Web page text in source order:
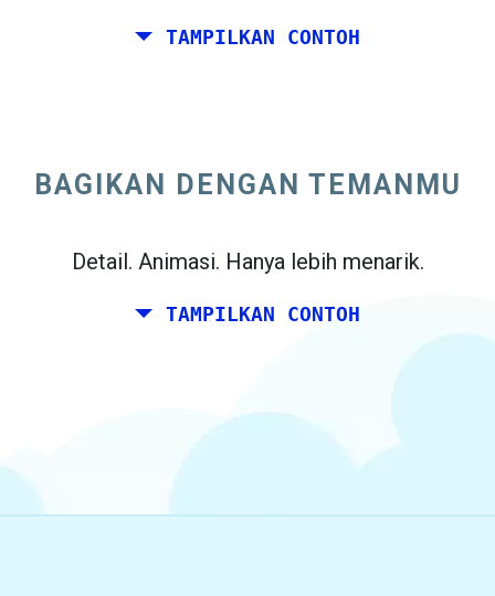
TAMPILKAN CONTOH
Anda. Namun, Anda tinggal di Madrid, dan
BAGIKAN DENGAN TEMANMU
Detail. Animasi. Hanya lebih menarik.
TAMPILKAN CONTOH